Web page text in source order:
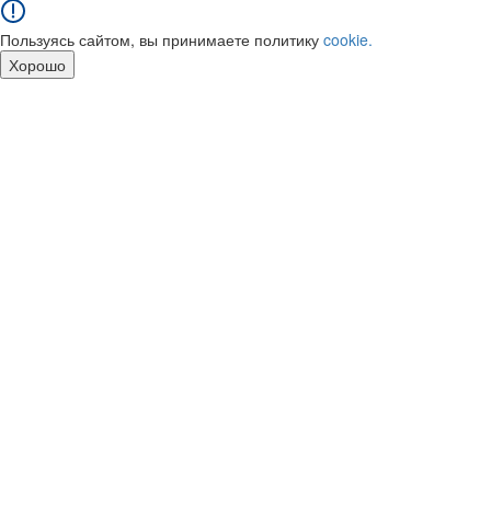
Пользуясь сайтом, вы принимаете политику cookie.
Хорошо